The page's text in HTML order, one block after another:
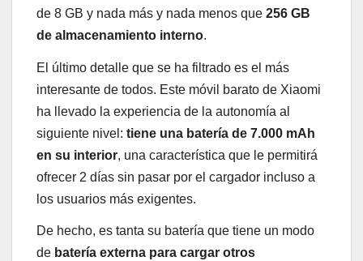
de 8 GB y nada más y nada menos que 256 GB
de almacenamiento interno.
El último detalle que se ha filtrado es el más
interesante de todos. Este móvil barato de Xiaomi
ha llevado la experiencia de la autonomía al
siguiente nivel: tiene una batería de 7.000 mAh
en su interior, una característica que le permitirá
ofrecer 2 días sin pasar por el cargador incluso a
los usuarios más exigentes.
De hecho, es tanta su batería que tiene un modo
de batería externa para cargar otros